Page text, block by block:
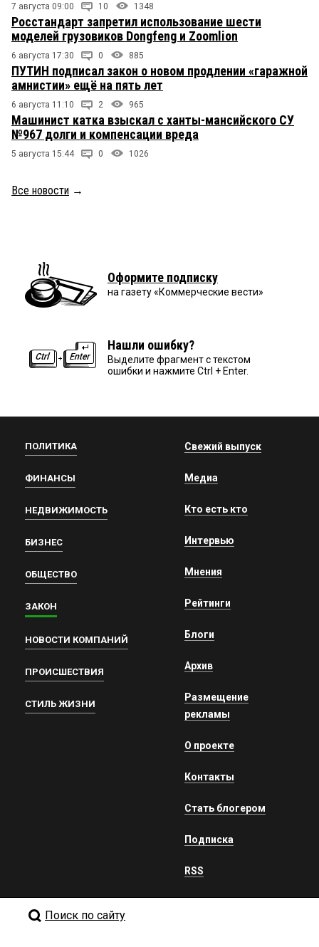
7 августа 09:00 10 1348
Росстандарт запретил использование шести
моделей грузовиков Dongfeng и Zoomlion
6 августа 17:30 0 885
ПУТИН подписал закон о новом продлении «гаражной
амнистии» ещё на пять лет
6 августа 11:10 2 965
Машинист катка взыскал с ханты-мансийского СУ
№967 долги и компенсации вреда
5 августа 15:44 0 1026
Все новости →
Оформите подписку
на газету «Коммерческие вести»
Нашли ошибку?
Выделите фрагмент с текстом
ошибки и нажмите Ctrl + Enter.
ПОЛИТИКА
ФИНАНСЫ
НЕДВИЖИМОСТЬ
БИЗНЕС
ОБЩЕСТВО
ЗАКОН
НОВОСТИ КОМПАНИЙ
ПРОИСШЕСТВИЯ
СТИЛЬ ЖИЗНИ
Свежий выпуск
Медиа
Кто есть кто
Интервью
Мнения
Рейтинги
Блоги
Архив
Размещение
рекламы
О проекте
Контакты
Стать блогером
Подписка
RSS
Поиск по сайту